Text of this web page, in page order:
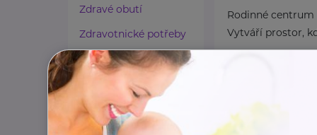
Zdravé obutí
Zdravotnické potřeby
Cestování
Propojování generací
Rodinné centrum
Vytváří prostor,